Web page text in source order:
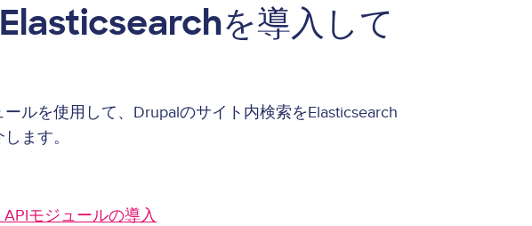
を導入して
ルを使用して、Drupalのサイト内検索をElasticsearch
ます。
モジュールの導入